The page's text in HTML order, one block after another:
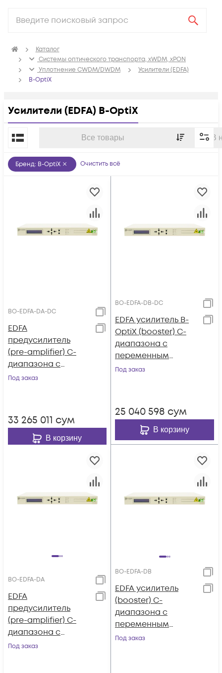
Каталог
Системы оптического транспорта, xWDM, xPON
Уплотнение CWDM/DWDM
Усилители (EDFA)
B-OptiX
Усилители (EDFA) B-OptiX
Все товары В
По популярности
Бренд: B-OptiX Очистить всё
BO-EDFA-DA-DC
EDFA
предусилитель
(pre-amplifier) C-
диапазона с
переменным
мощностью,
питание DC
Под заказ
33 265 011 сум
В корзину
BO-EDFA-DB-DC
EDFA усилитель B-
OptiX (booster) C-
диапазона с
переменным
коэффициентом
питание
Под заказ
25 040 598 сум
В корзину
BO-EDFA-DA
EDFA
предусилитель
(pre-amplifier) C-
диапазона с
переменным
Под заказ
BO-EDFA-DB
EDFA усилитель
(booster) C-
диапазона с
переменным
коэффициентом
Под заказ